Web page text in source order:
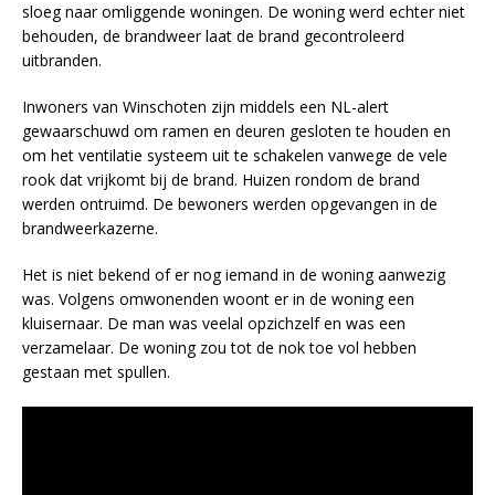
sloeg naar omliggende woningen. De woning werd echter niet
behouden, de brandweer laat de brand gecontroleerd
uitbranden.
Inwoners van Winschoten zijn middels een NL-alert
gewaarschuwd om ramen en deuren gesloten te houden en
om het ventilatie systeem uit te schakelen vanwege de vele
rook dat vrijkomt bij de brand. Huizen rondom de brand
werden ontruimd. De bewoners werden opgevangen in de
brandweerkazerne.
Het is niet bekend of er nog iemand in de woning aanwezig
was. Volgens omwonenden woont er in de woning een
kluisernaar. De man was veelal opzichzelf en was een
verzamelaar. De woning zou tot de nok toe vol hebben
gestaan met spullen.